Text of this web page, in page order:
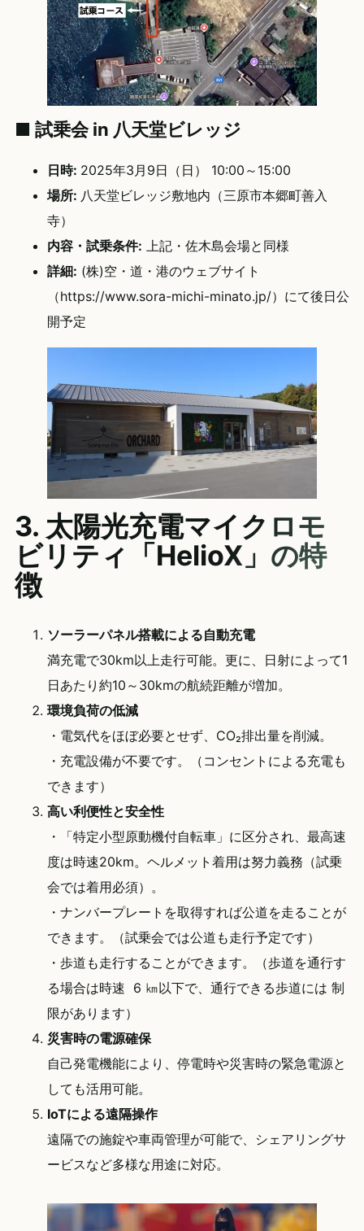
■ 試乗会 in 八天堂ビレッジ
日時: 2025年3月9日（日） 10:00～15:00
場所: 八天堂ビレッジ敷地内（三原市本郷町善入
寺）
内容・試乗条件: 上記・佐木島会場と同様
詳細: (株)空・道・港のウェブサイト
（https://www.sora-michi-minato.jp/）にて後日公
開予定
3. 太陽光充電マイクロモ
ビリティ「HelioX」の特
徴
ソーラーパネル搭載による自動充電
満充電で30km以上走行可能。更に、日射によって1
日あたり約10～30kmの航続距離が増加。
環境負荷の低減
・電気代をほぼ必要とせず、CO₂排出量を削減。
・充電設備が不要です。（コンセントによる充電も
できます）
高い利便性と安全性
・「特定小型原動機付自転車」に区分され、最高速
度は時速20km。ヘルメット着用は努力義務（試乗
会では着用必須）。
・ナンバープレートを取得すれば公道を走ることが
できます。（試乗会では公道も走行予定です）
・歩道も走行することができます。（歩道を通行す
る場合は時速 6 ㎞以下で、通行できる歩道には 制
限があります）
災害時の電源確保
自己発電機能により、停電時や災害時の緊急電源と
しても活用可能。
IoTによる遠隔操作
遠隔での施錠や車両管理が可能で、シェアリングサ
ービスなど多様な用途に対応。